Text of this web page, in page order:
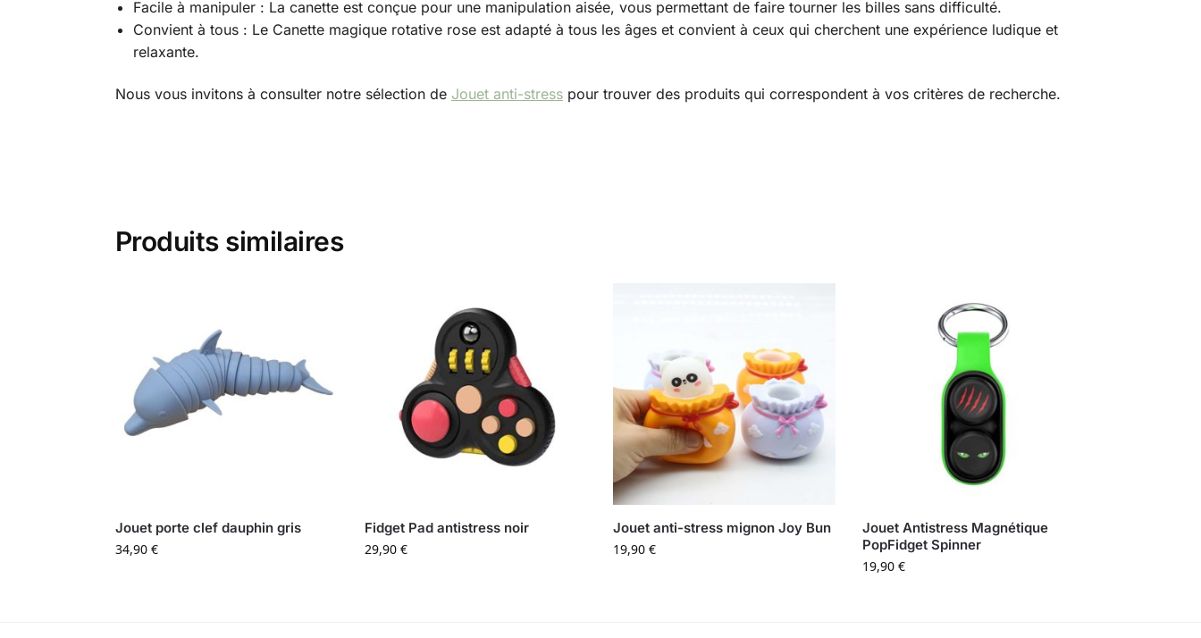
Facile à manipuler : La canette est conçue pour une manipulation aisée, vous permettant de faire tourner les billes sans difficulté.
Convient à tous : Le Canette magique rotative rose est adapté à tous les âges et convient à ceux qui cherchent une expérience ludique et
relaxante.
Nous vous invitons à consulter notre sélection de Jouet anti-stresspour trouver des produits qui correspondent à vos critères de recherche.
Produits similaires
Jouet porte clef dauphin gris
34,90 €
Fidget Pad antistress noir
29,90 €
Jouet anti-stress mignon Joy Bun
19,90€
Jouet Antistress Magnétique
PopFidget Spinner
19,90€